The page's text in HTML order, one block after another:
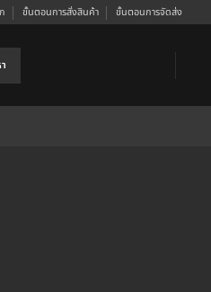
ขั้นตอนการสั่งสินค้า ขั้นตอนการจัดส่ง